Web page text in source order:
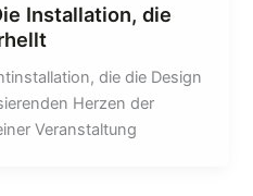
Installation, die
die die Design
Herzen der
Veranstaltung